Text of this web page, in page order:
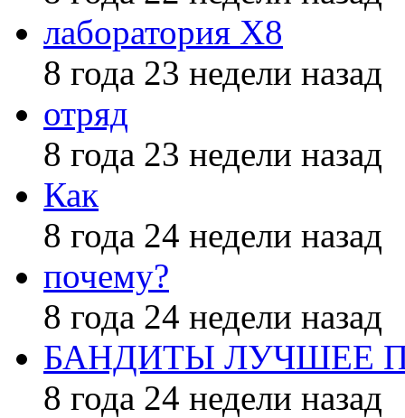
лаборатория X8
8 года 23 недели назад
отряд
8 года 23 недели назад
Как
8 года 24 недели назад
почему?
8 года 24 недели назад
БАНДИТЫ ЛУЧШЕЕ
8 года 24 недели назад